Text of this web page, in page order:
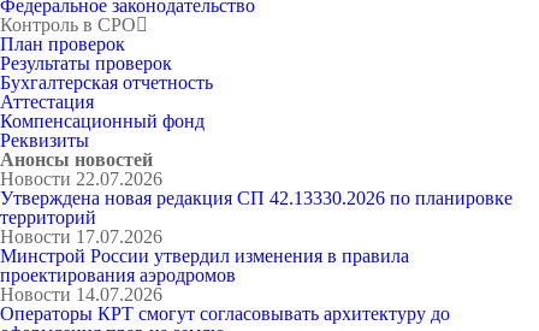
Федеральное законодательство
Контроль в СРО
План проверок
Результаты проверок
Бухгалтерская отчетность
Аттестация
Компенсационный фонд
Реквизиты
Анонсы новостей
Новости 22.07.2026
Утверждена новая редакция СП 42.13330.2026 по планировке
территорий
Новости 17.07.2026
Минстрой России утвердил изменения в правила
проектирования аэродромов
Новости 14.07.2026
Операторы КРТ смогут согласовывать архитектуру до